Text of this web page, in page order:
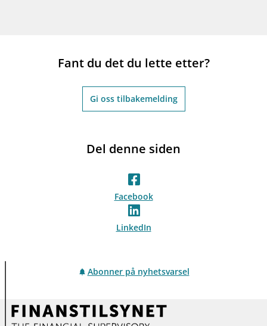
Fant du det du lette etter?
Gi oss tilbakemelding
Del denne siden
Facebook
LinkedIn
Abonner på nyhetsvarsel